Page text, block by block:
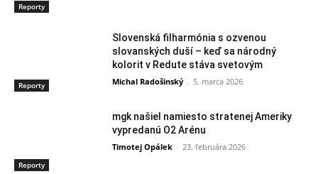
Reporty
Reporty
Slovenská filharmónia s ozvenou
slovanských duší – keď sa národný
kolorit v Redute stáva svetovým
Michal Radošinský - 5. marca 2026
Reporty
mgk našiel namiesto stratenej Ameriky
vypredanú O2 Arénu
Timotej Opálek - 23. februára 2026